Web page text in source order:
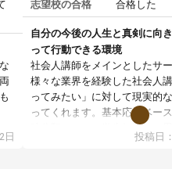
日
志望校の合格 合格した
自分の今後の人生と真剣に向
って行動できる環境
社会人講師をメインとしたサー
様々な業界を経験した社会人
ってみたい」に対して現実的
ってくれます。基本応援ベー
味分野について学生知識では
まで深ぼる事が出来ます。
投稿日